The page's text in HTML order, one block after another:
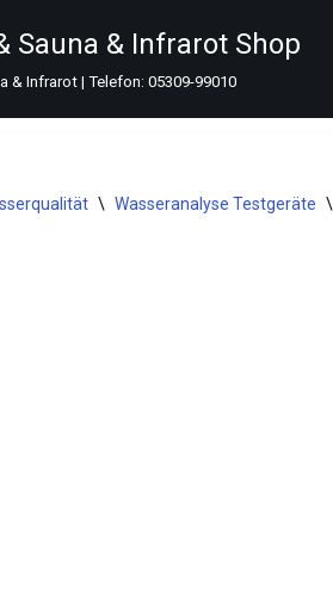
Sauna & Infrarot Shop
& Infrarot | Telefon: 05309-99010
\ Wasseranalyse Testgeräte \